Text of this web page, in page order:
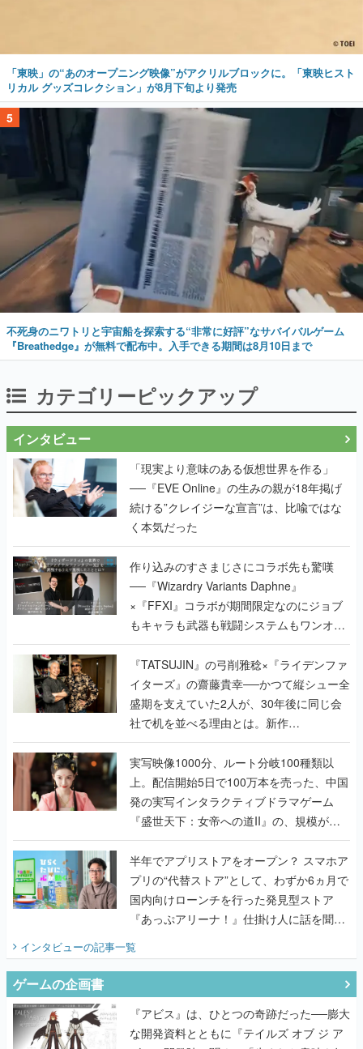
「東映」の“あのオープニング映像”がアクリルブロックに。「東映ヒスト
リカル グッズコレクション」が8月下旬より発売
5
不死身のニワトリと宇宙船を探索する“非常に好評”なサバイバルゲーム
『Breathedge』が無料で配布中。入手できる期間は8月10日まで
カテゴリーピックアップ
インタビュー
「現実より意味のある仮想世界を作る」
──『EVE Online』の生みの親が18年掲げ
続ける”クレイジーな宣言”は、比喩ではな
く本気だった
作り込みのすさまじさにコラボ先も驚嘆
──『Wizardry Variants Daphne』
×『FFXI』コラボが期間限定なのにジョブ
もキャラも武器も戦闘システムもワンオフ
で作り込まれた理由を両ディレクターに聞
く
『TATSUJIN』の弓削雅稔×『ライデンファ
イターズ』の齋藤貴幸──かつて縦シュー全
盛期を支えていた2人が、30年後に同じ会
社で机を並べる理由とは。新作
『TATSUJIN EXTREME』で初タッグを組
んだレジェンド2人に訊く開発秘話
実写映像1000分、ルート分岐100種類以
上。配信開始5日で100万本を売った、中国
発の実写インタラクティブドラマゲーム
『盛世天下：女帝への道II』の、規模が違
うこだわりをプロデューサーに聞いた
半年でアプリストアをオープン？ スマホア
プリの“代替ストア”として、わずか6ヵ月で
国内向けローンチを行った発見型ストア
『あっぷアリーナ！』仕掛け人に話を聞い
インタビューの記事一覧
ゲームの企画書
『アビス』は、ひとつの奇跡だった──膨大
な開発資料とともに『テイルズ オブ ジ ア